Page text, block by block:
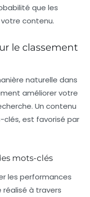
que les
contenu.
le classement
naturelle dans
améliorer votre
Un contenu
clés, est favorisé par
mots-clés
les performances
à travers